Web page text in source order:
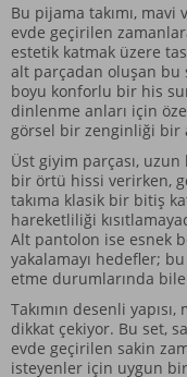
Bu pijama takımı,
evde geçirilen
estetik katmak üzere
alt parçadan oluşan bu
boyu konforlu bir his
dinlenme anları için
görsel bir zenginliği bir
Üst giyim parçası,
bir örtü hissi verirken,
takıma klasik bir bitiş
hareketliliği
Alt pantolon ise esnek
yakalamayı hedefler;
etme durumlarında
Takımın desenli
dikkat çekiyor. Bu set,
evde geçirilen sakin
isteyenler için uygun